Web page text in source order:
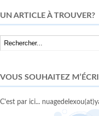
UN ARTICLE À TROUVER?
VOUS SOUHAITEZ
C'est par ici...